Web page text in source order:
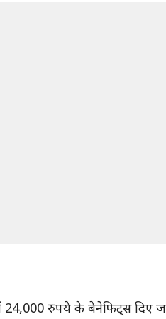
में 24,000 रुपये के बेनेफिट्स दिए